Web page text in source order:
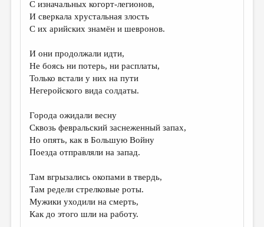
ПРОИЗВЕДЕНИЯ
ПЕРЕВОДЫ
КОНКУРСЫ
ДЕТСКАЯ КОМНАТА
КНИЖНАЯ ПОЛКА
ОБЗОР ЛИТЕРАТУРЫ
СТРАНИЦЫ ПАМЯТИ
ОБЪЯВЛЕНИЯ
КОЛОНКА РЕДАКТОРА
РЕДКОЛЛЕГИЯ
С изначальных когорт-легионов,
И сверкала хрустальная злость
С их арийских знамён и шевронов.
И они продолжали идти,
Не боясь ни потерь, ни расплаты,
Только встали у них на пути
Негеройского вида солдаты.
Города ожидали весну
Сквозь февральский заснеженный запах,
Но опять, как в Большую Войну
Поезда отправляли на запад.
Там вгрызались окопами в твердь,
Там редели стрелковые роты.
Мужики уходили на смерть,
Как до этого шли на работу.